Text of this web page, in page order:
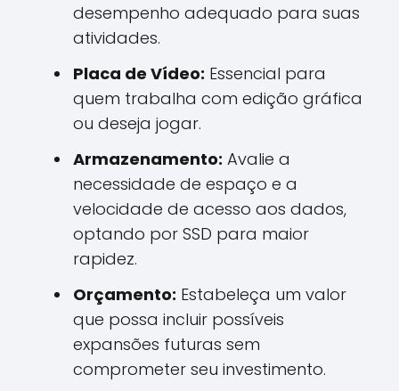
desempenho adequado para suas
atividades.
Placa de Vídeo: Essencial para
quem trabalha com edição gráfica
ou deseja jogar.
Armazenamento: Avalie a
necessidade de espaço e a
velocidade de acesso aos dados,
optando por SSD para maior
rapidez.
Orçamento: Estabeleça um valor
que possa incluir possíveis
expansões futuras sem
comprometer seu investimento.